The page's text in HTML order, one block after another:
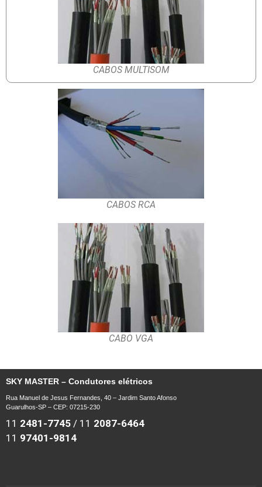
CABOS MULTISOM
CABOS RCA
CABO VGA
SKY MASTER – Condutores elétricos
Rua Manuel de Jesus Fernandes, 40 – Jardim Santo Afonso
Guarulhos-SP – CEP: 07215-230
11 2481-7745 / 11 2087-6464
11 97401-9814